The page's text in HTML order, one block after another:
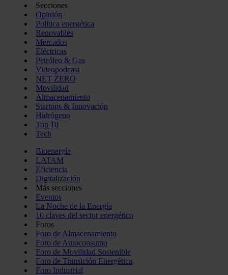
Secciones
Opinión
Política energética
Renovables
Mercados
Eléctricas
Petróleo & Gas
Videopodcast
NET ZERO
Movilidad
Almacenamiento
Startups & Innovación
Hidrógeno
Top 10
Tech
Bioenergía
LATAM
Eficiencia
Digitalización
Más secciones
Eventos
La Noche de la Energía
10 claves del sector energético
Foros
Foro de Almacenamiento
Foro de Autoconsumo
Foro de Movilidad Sostenible
Foro de Transición Energética
Foro Industrial